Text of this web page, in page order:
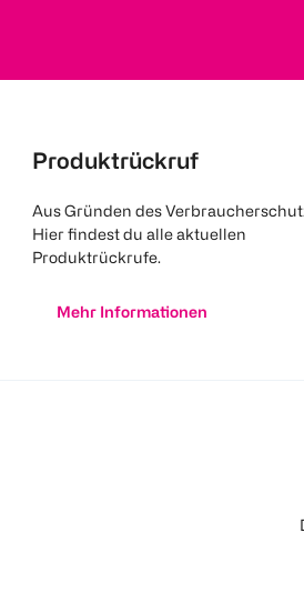
Produktrückruf
Aus Gründen des
Hier findest du alle aktuellen
Produktrückrufe.
Mehr Informationen